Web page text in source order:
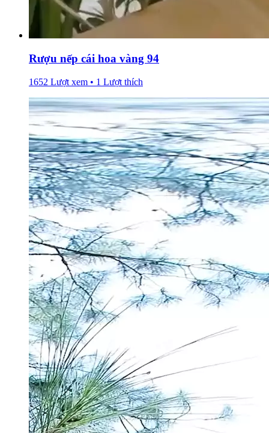
Rượu nếp cái hoa vàng 94
1652 Lượt xem • 1 Lượt thích